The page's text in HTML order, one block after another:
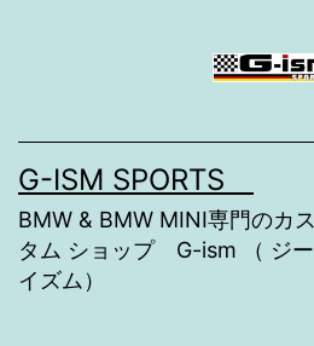
ン
ツ
へ
ス
G-ISM SPORTS
BMW & BMW MINI専門のカス
タム ショップ G-ism （ ジー
イズム）